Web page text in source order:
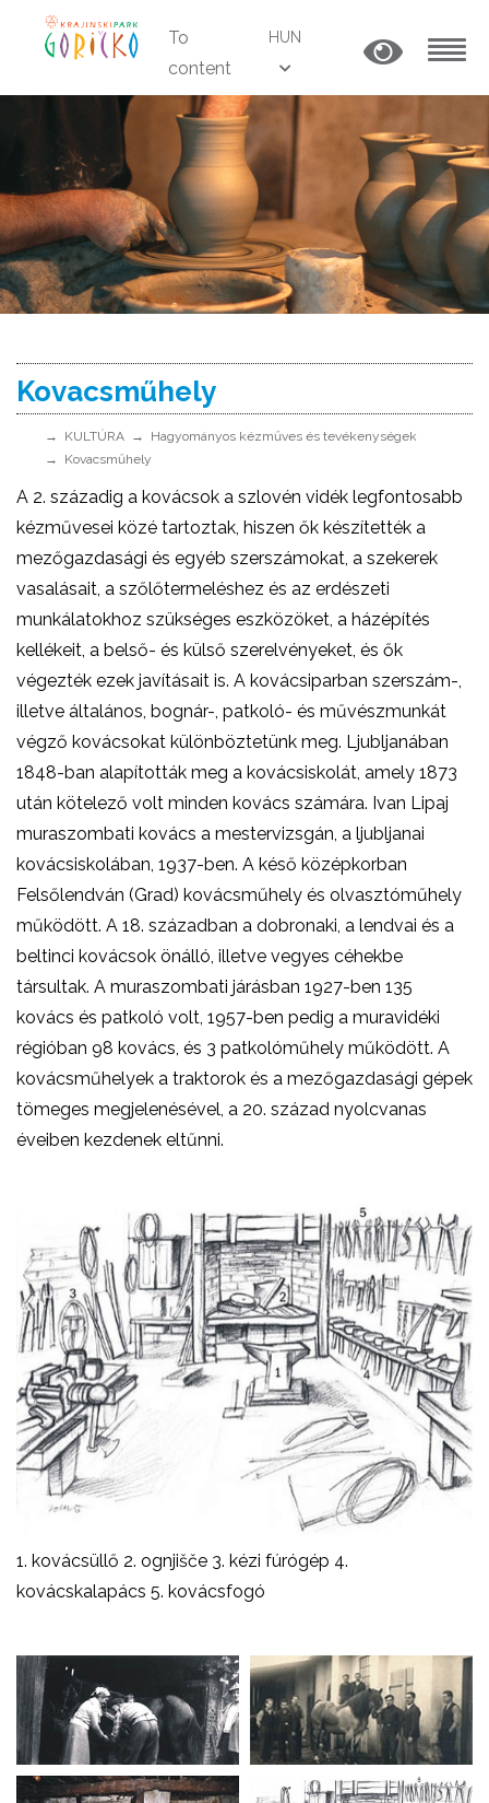
To
content
HUN
Kovacsműhely
KULTÚRA
Hagyományos kézműves és tevékenységek
Kovacsműhely
A 2. századig a kovácsok a szlovén vidék legfontosabb
kézművesei közé tartoztak, hiszen ők készítették a
mezőgazdasági és egyéb szerszámokat, a szekerek
vasalásait, a szőlőtermeléshez és az erdészeti
munkálatokhoz szükséges eszközöket, a házépítés
kellékeit, a belső- és külső szerelvényeket, és ők
végezték ezek javításait is. A kovácsiparban szerszám-,
illetve általános, bognár-, patkoló- és művészmunkát
végző kovácsokat különböztetünk meg. Ljubljanában
1848-ban alapították meg a kovácsiskolát, amely 1873
után kötelező volt minden kovács számára. Ivan Lipaj
muraszombati kovács a mestervizsgán, a ljubljanai
kovácsiskolában, 1937-ben. A késő középkorban
Felsőlendván (Grad) kovácsműhely és olvasztóműhely
működött. A 18. században a dobronaki, a lendvai és a
beltinci kovácsok önálló, illetve vegyes céhekbe
társultak. A muraszombati járásban 1927-ben 135
kovács és patkoló volt, 1957-ben pedig a muravidéki
régióban 98 kovács, és 3 patkolóműhely működött. A
kovácsműhelyek a traktorok és a mezőgazdasági gépek
tömeges megjelenésével, a 20. század nyolcvanas
éveiben kezdenek eltűnni.
1. kovácsüllő 2. ognjišče 3. kézi fúrógép 4.
kovácskalapács 5. kovácsfogó